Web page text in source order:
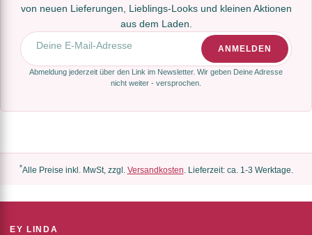
von neuen Lieferungen, Lieblings-Looks und kleinen Aktionen
aus dem Laden.
E-Mail-Adresse
ANMELDEN
Abmeldung jederzeit über den Link im Newsletter. Wir geben Deine Adresse
nicht weiter - versprochen.
*Alle Preise inkl. MwSt, zzgl. Versandkosten. Lieferzeit: ca. 1-3 Werktage.
EY LINDA